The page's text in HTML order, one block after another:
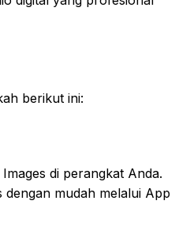
berikut ini:
di perangkat Anda.
dengan mudah melalui App